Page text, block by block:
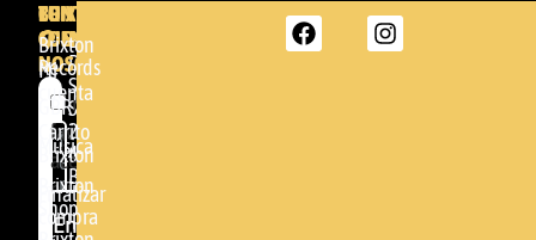
BRIXTON
DENDA -
SHOP
Somera
24
48005 -
BILBAO
(+34)
BRIXTON
Brixton
Records
GBR
Música
Brixton
Shop
TU
CUENTA
Mi
cuenta
Carrito
Brixton
Finalizar
compra
CONTACTA
CON
NOSOTROS
Por
favor,
acepta
nuestra
política de
Enviar